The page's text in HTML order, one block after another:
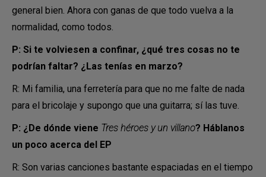
general bien. Ahora con ganas de que todo vuelva a la
normalidad, como todos.
P: Si te volviesen a confinar, ¿qué tres cosas no te
podrían faltar? ¿Las tenías en marzo?
R: Mi familia, una ferretería para que no me falte de nada
para el bricolaje y supongo que una guitarra; sí las tuve.
P: ¿De dónde viene Tres héroes y un villano? Háblanos
un poco acerca del EP
R: Son varias canciones bastante espaciadas en el tiempo